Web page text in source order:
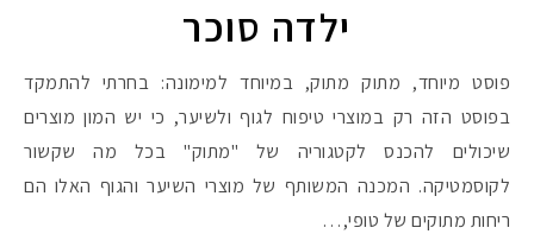
ילדה סוכר
פוסט מיוחד, מתוק מתוק, במיוחד למימונה: בחרתי להתמקד
בפוסט הזה רק במוצרי טיפוח לגוף ולשיער, כי יש המון מוצרים
שיכולים להכנס לקטגוריה של "מתוק" בכל מה שקשור
לקוסמטיקה. המכנה המשותף של מוצרי השיער והגוף האלו הם
ריחות מתוקים של טופי,…